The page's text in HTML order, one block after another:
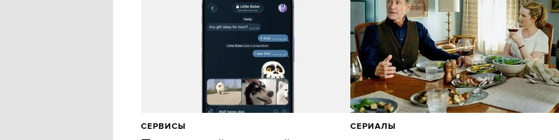
СЕРВИСЫ СЕРИАЛЫ